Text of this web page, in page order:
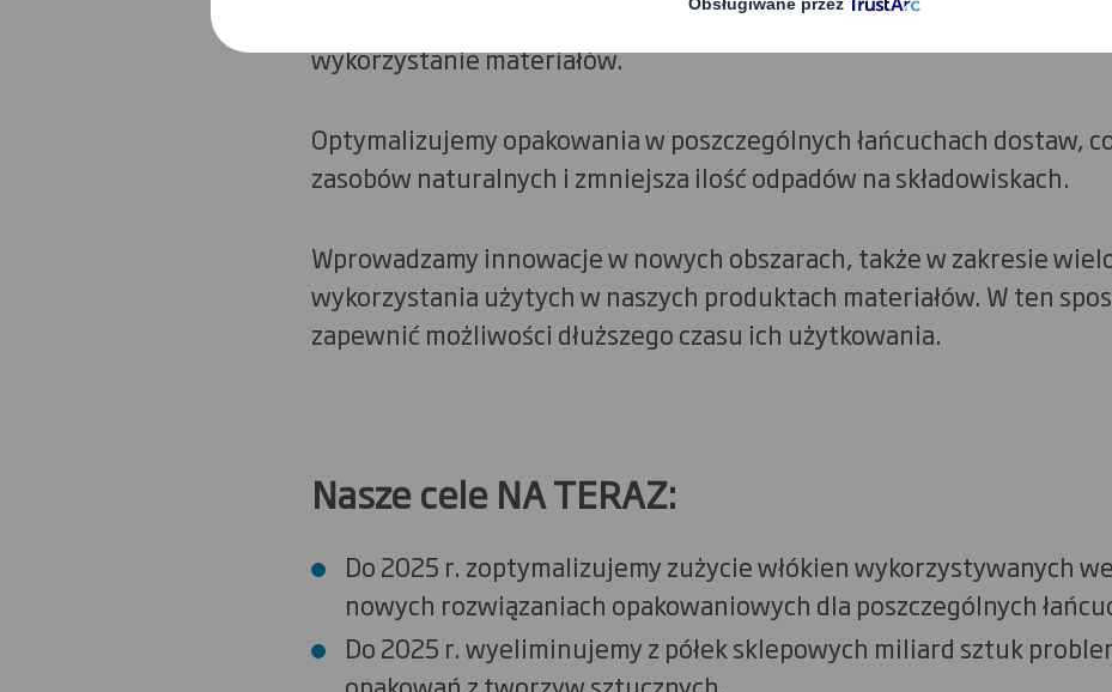
zawierają trudnych w recyklingu tworzyw sztucznych, zapewniamy
wykorzystanie materiałów.
Optymalizujemy opakowania w poszczególnych łańcuchach dostaw,
zasobów naturalnych i zmniejsza ilość odpadów na składowiskach.
Wprowadzamy innowacje w nowych obszarach, także w zakresie
wykorzystania użytych w naszych produktach materiałów. W ten
zapewnić możliwości dłuższego czasu ich użytkowania.
Nasze cele NA TERAZ:
Do 2025 r. zoptymalizujemy zużycie włókien wykorzystywanych
nowych rozwiązaniach opakowaniowych dla poszczególnych
Do 2025 r. wyeliminujemy z półek sklepowych miliard sztuk